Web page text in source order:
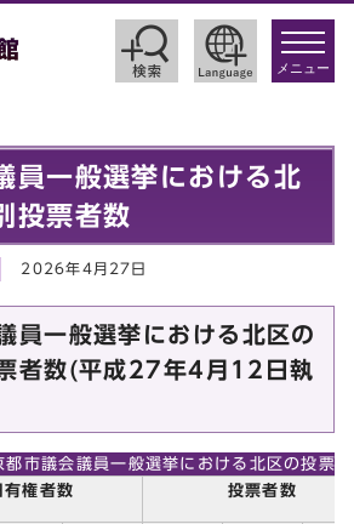
toggle
メニュー
員一般選挙における北
投票者数
2026年4月27日
員一般選挙における北区の
者数(平成27年4月12日執
都市議会議員一般選挙における北区の投票
有権者数 投票者数